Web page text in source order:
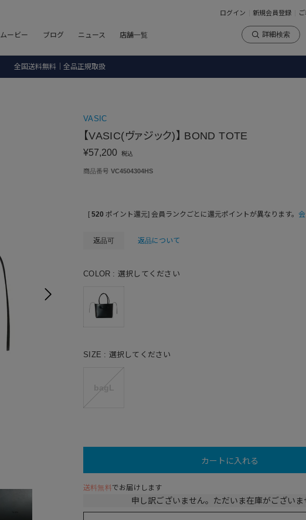
ログイン 新規会員登録
ムービー ブログ ニュース 店舗一覧 詳細検索
全国送料無料｜全品正規取扱
VASIC
【VASIC(ヴァジック)】 BOND TOTE
¥57,200 税込
商品番号 VC4504304HS
[ 520 ポイント還元] 会員ランクごとに還元ポイントが異なります。
返品可 返品について
COLOR 選択してください
SIZE 選択してください
カートに入れる
送料無料 でお届けします
申し訳ございません。ただいま在庫がございま